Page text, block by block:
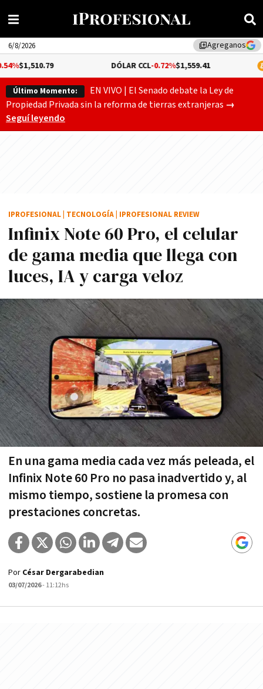
library_addAgreganos
6/8/2026
DÓLAR CCL -0.72%$1,559.41 BITCOIN 0.43%
Último Momento:
EN VIVO | El Senado debate la Ley de
Propiedad Privada sin la reforma de tierras extranjeras →
Seguí leyendo
Infinix Note 60 Pro, el celular
de gama media que llega con
luces, IA y carga veloz
En una gama media cada vez más peleada, el
Infinix Note 60 Pro no pasa inadvertido y, al
mismo tiempo, sostiene la promesa con
prestaciones concretas.
IPROFESIONAL TECNOLOGÍA IPROFESIONAL REVIEW
Por César Dergarabedian
03/07/2026- 11:12hs